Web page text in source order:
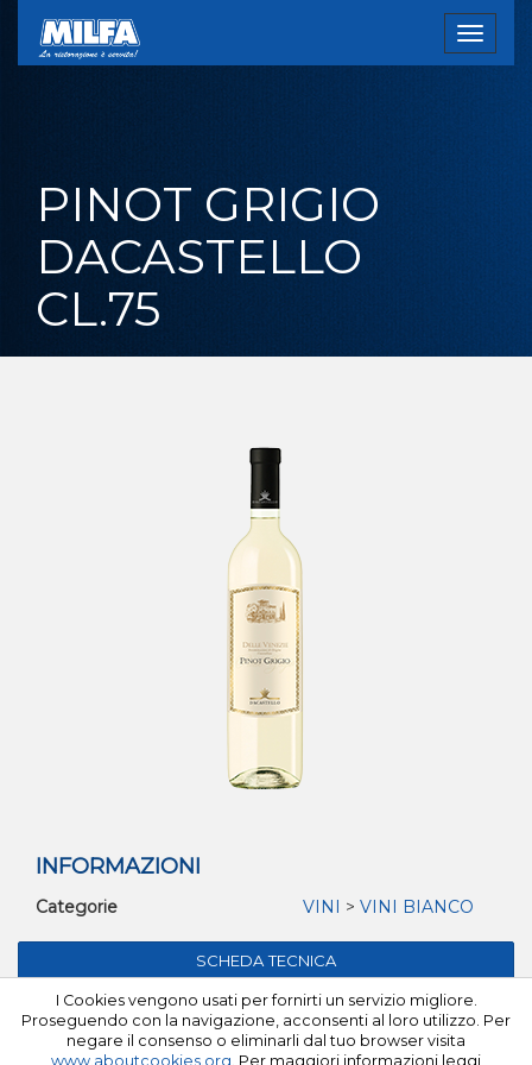
Toggle
PINOT GRIGIO
DACASTELLO
CL.75
INFORMAZIONI
Categorie VINI > VINI BIANCO
©Tutti i diritti riservati 2026 Milfa C.F e P.I. 02534080102
I Cookies vengono usati per fornirti un servizio migliore.
Proseguendo con la navigazione, acconsenti al loro utilizzo. Per
negare il consenso o eliminarli dal tuo browser visita
www.aboutcookies.org . Per maggiori informazioni leggi